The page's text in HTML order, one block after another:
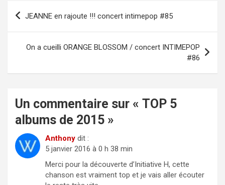
Navigation
JEANNE en rajoute !!! concert intimepop #85
On a cueilli ORANGE BLOSSOM / concert INTIMEPOP
#86
Un commentaire sur « TOP 5
albums de 2015 »
Anthony dit :
5 janvier 2016 à 0 h 38 min
Merci pour la découverte d’Initiative H, cette
chanson est vraiment top et je vais aller écouter